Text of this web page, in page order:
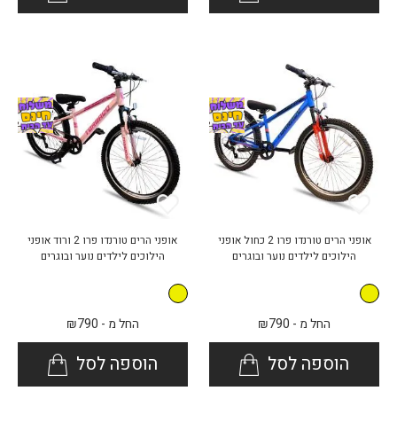
אופני הרים טורנדו פרו 2 כחול אופני
הילוכים לילדים נוער ובוגרים
החל מ - ₪790
הוספה לסל
אופני הרים טורנדו פרו 2 ורוד אופני
הילוכים לילדים נוער ובוגרים
החל מ - ₪790
הוספה לסל